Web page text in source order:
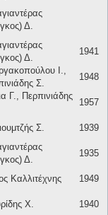
Δ.
Δ.
1941
Ι.,
Σ.
1948
Γ., Περπινιάδης
1957
Σ. 1939
Δ.
1935
Καλλιτέχνης 1949
Χ. 1940